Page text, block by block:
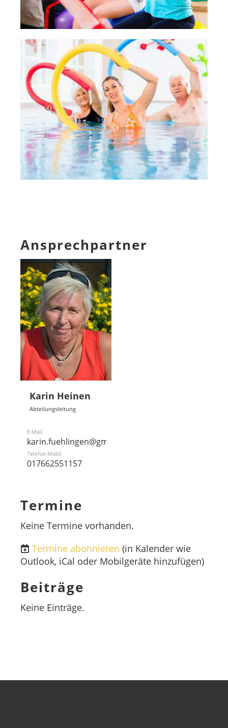
Ansprechpartner
Karin Heinen
Abteilungsleitung
E-Mail
karin.fuehlingen@gmail.com
Telefon Mobil
017662551157
Termine
Keine Termine vorhanden.
Termine abonnieren (in Kalender wie
Outlook, iCal oder Mobilgeräte hinzufügen)
Beiträge
Keine Einträge.